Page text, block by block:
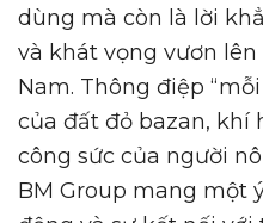
dùng mà còn là lời
và khát vọng vươn
Nam. Thông điệp
của đất đỏ bazan, khí
công sức của người
BM Group mang một